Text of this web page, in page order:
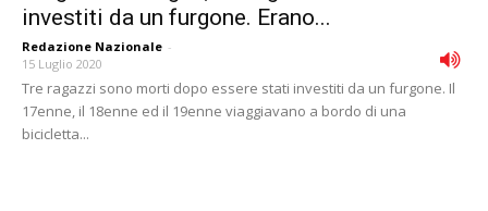
investiti da un furgone. Erano...
Redazione Nazionale -
15 Luglio 2020
Tre ragazzi sono morti dopo essere stati investiti da un furgone. Il
17enne, il 18enne ed il 19enne viaggiavano a bordo di una
bicicletta...